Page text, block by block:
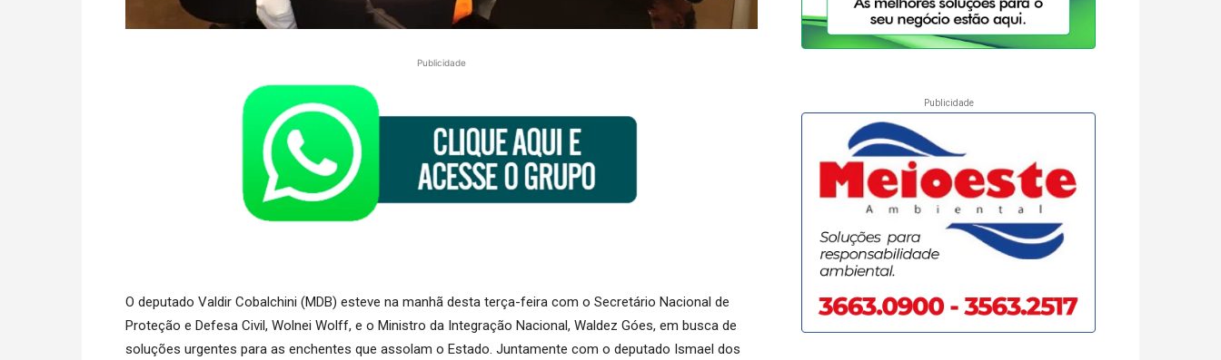
Publicidade
O deputado Valdir Cobalchini (MDB) esteve na manhã desta terça-feira com o Secretário Nacional de
Proteção e Defesa Civil, Wolnei Wolff, e o Ministro da Integração Nacional, Waldez Góes, em busca de
soluções urgentes para as enchentes que assolam o Estado. Juntamente com o deputado Ismael dos
Publicidade